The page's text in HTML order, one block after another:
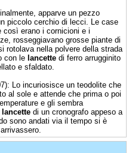
apparve un pezzo
piccolo cerchio di lecci. Le case
erano i cornicioni e i
rosseggiavano grosse piante di
rotolava nella polvere della strada
con le lancette di ferro arrugginito
e sfaldato.
Lo incuriosisce un teodolite che
al sole e attende che prima o poi
e gli sembra
lancette di un cronografo appeso a
sono andati via il tempo si è